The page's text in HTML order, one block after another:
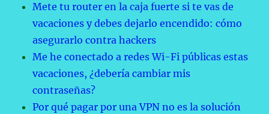
Mete tu router en la caja fuerte si te vas de
vacaciones y debes dejarlo encendido: cómo
asegurarlo contra hackers
Me he conectado a redes Wi-Fi públicas estas
vacaciones, ¿debería cambiar mis
contraseñas?
Por qué pagar por una VPN no es la solución